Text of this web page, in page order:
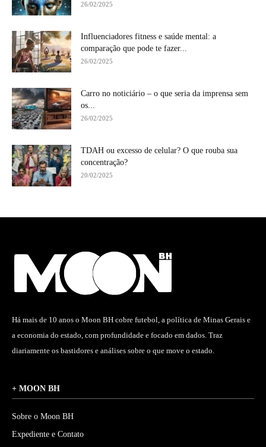
26/02/2025
Influenciadores fitness e saúde mental: a
comparação que pode te fazer...
26/02/2025
Carro no noticiário – o que seria da imprensa sem
os...
26/02/2025
TDAH ou excesso de celular? O que rouba sua
concentração?
20/02/2025
Há mais de 10 anos o Moon BH cobre futebol, a política de Minas Gerais e
a economia do estado, com profundidade e focado em dados. Traz
diariamente os bastidores e análises sobre o que move o estado.
+ MOON BH
Sobre o Moon BH
Expediente e Contato